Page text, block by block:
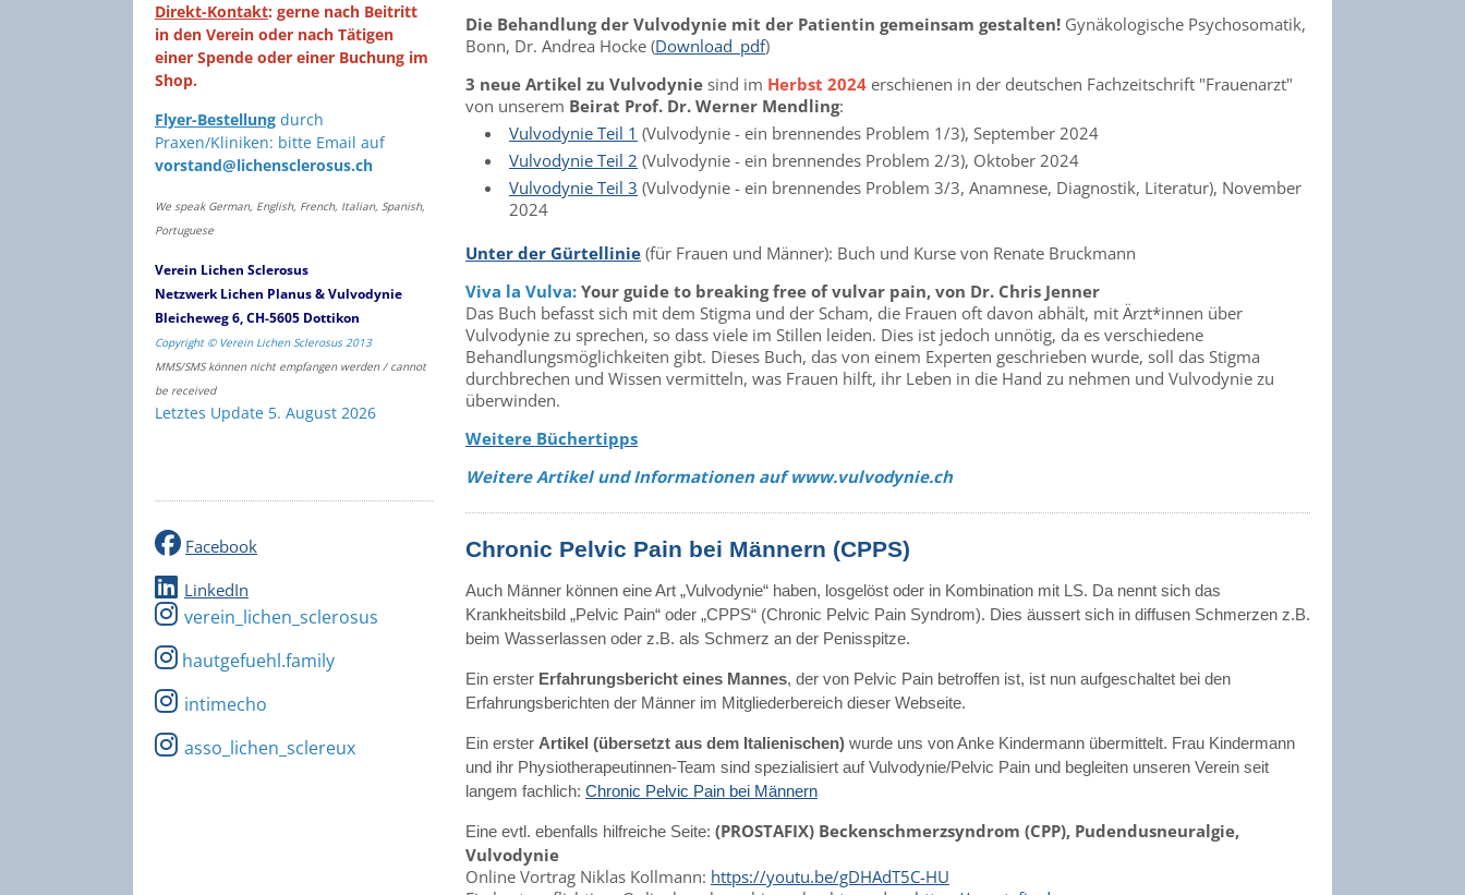
Direkt-Kontakt: gerne nach Beitritt
in den Verein oder nach Tätigen
einer Spende oder einer Buchung im
Shop.
Flyer-Bestellung durch
Praxen/Kliniken: bitte Email auf
vorstand@lichensclerosus.ch
We speak German, English, French, Italian, Spanish,
Portuguese
Verein Lichen Sclerosus
Netzwerk Lichen Planus & Vulvodynie
Bleicheweg 6, CH-5605 Dottikon
Copyright © Verein Lichen Sclerosus 2013
MMS/SMS können nicht empfangen werden / cannot
be received
Letztes Update 5. August 2026
Facebook
LinkedIn
verein_lichen_sclerosus
hautgefuehl.family
intimecho
asso_lichen_sclereux
Die Behandlung der Vulvodynie mit der Patientin gemeinsam gestalten! Gynäkologische Psychosomatik,
Bonn, Dr. Andrea Hocke (Download_pdf)
3 neue Artikel zu Vulvodynie sind im Herbst 2024 erschienen in der deutschen Fachzeitschrift "Frauenarzt"
von unserem Beirat Prof. Dr. Werner Mendling:
Vulvodynie Teil 1 (Vulvodynie - ein brennendes Problem 1/3), September 2024
Vulvodynie Teil 2 (Vulvodynie - ein brennendes Problem 2/3), Oktober 2024
Vulvodynie Teil 3 (Vulvodynie - ein brennendes Problem 3/3, Anamnese, Diagnostik, Literatur), November
2024
Unter der Gürtellinie (für Frauen und Männer): Buch und Kurse von Renate Bruckmann
Viva la Vulva: Your guide to breaking free of vulvar pain, von Dr. Chris Jenner
Das Buch befasst sich mit dem Stigma und der Scham, die Frauen oft davon abhält, mit Ärzt*innen über
Vulvodynie zu sprechen, so dass viele im Stillen leiden. Dies ist jedoch unnötig, da es verschiedene
Behandlungsmöglichkeiten gibt. Dieses Buch, das von einem Experten geschrieben wurde, soll das Stigma
durchbrechen und Wissen vermitteln, was Frauen hilft, ihr Leben in die Hand zu nehmen und Vulvodynie zu
überwinden.
Weitere Büchertipps
Weitere Artikel und Informationen auf www.vulvodynie.ch
Chronic Pelvic Pain bei Männern (CPPS)
Auch Männer können eine Art „Vulvodynie“ haben, losgelöst oder in Kombination mit LS. Da nennt sich das
Krankheitsbild „Pelvic Pain“ oder „CPPS“ (Chronic Pelvic Pain Syndrom). Dies äussert sich in diffusen Schmerzen z.B.
beim Wasserlassen oder z.B. als Schmerz an der Penisspitze.
Ein erster Erfahrungsbericht eines Mannes, der von Pelvic Pain betroffen ist, ist nun aufgeschaltet bei den
Erfahrungsberichten der Männer im Mitgliederbereich dieser Webseite.
Ein erster Artikel (übersetzt aus dem Italienischen) wurde uns von Anke Kindermann übermittelt. Frau Kindermann
und ihr Physiotherapeutinnen-Team sind spezialisiert auf Vulvodynie/Pelvic Pain und begleiten unseren Verein seit
langem fachlich: Chronic Pelvic Pain bei Männern
Eine evtl. ebenfalls hilfreiche Seite: (PROSTAFIX) Beckenschmerzsyndrom (CPP), Pudendusneuralgie,
Vulvodynie
Online Vortrag Niklas Kollmann: https://youtu.be/gDHAdT5C-HU